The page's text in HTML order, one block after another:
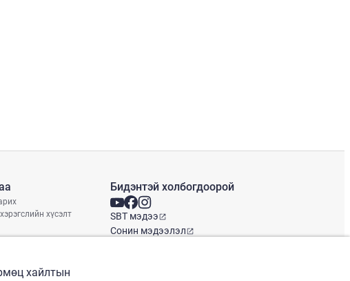
хүсэлт
Бидэнтэй холбогдоорой
SBT мэдээ
Сонин мэдээлэл
хайлтын